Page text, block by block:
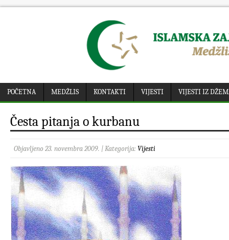
POČETNA MEDŽLIS KONTAKTI VIJESTI VIJESTI IZ
Česta pitanja o kurbanu
Objavljeno 23. novembra 2009. | Kategorija: Vijesti